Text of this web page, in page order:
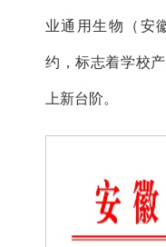
业通用生物（安
约，标志着学校
上新台阶。